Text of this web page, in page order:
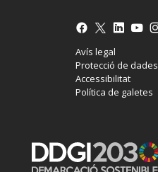
Avís legal
Protecció de dades
Accessibilitat
Política de galetes